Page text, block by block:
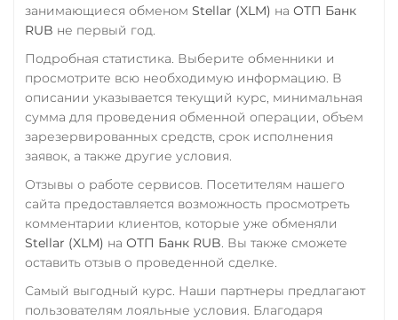
The Sandbox (SAND)
Tornado Cash (TORN)
Tron (TRX)
TrueUSD (TUSD)
ERC20
TRUMP
Trust Wallet Token (TWT)
BEP20
ERC20
RUB KZT QR RUB
СБП RUB
Совкомбанк RUB
Счет ИП/ООО
UAH RUB USD
Тинькофф
RUB
CASH-IN RUB
QR RUB
УкрСиббанк UAH
Фридом Банк KZT
занимающиеся обменом Stellar (XLM) на ОТП Банк
RUB не первый год.
Подробная статистика. Выберите обменники и
просмотрите всю необходимую информацию. В
описании указывается текущий курс, минимальная
сумма для проведения обменной операции, объем
зарезервированных средств, срок исполнения
заявок, а также другие условия.
Отзывы о работе сервисов. Посетителям нашего
сайта предоставляется возможность просмотреть
комментарии клиентов, которые уже обменяли
Stellar (XLM) на ОТП Банк RUB. Вы также сможете
оставить отзыв о проведенной сделке.
Самый выгодный курс. Наши партнеры предлагают
пользователям лояльные условия. Благодаря